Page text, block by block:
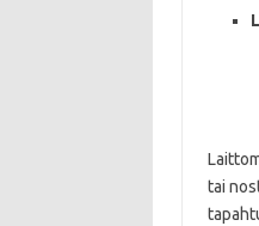
tai